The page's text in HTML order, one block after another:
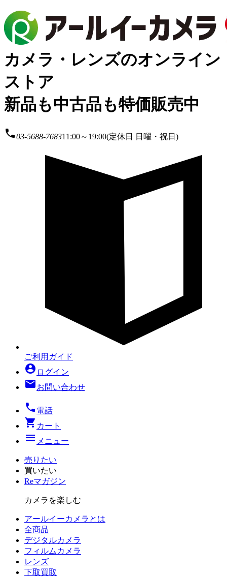
カメラ・レンズのオンライン
ストア
新品も中古品も特価販売中
local_phone03-5688-768311:00～19:00(定休日 日曜・祝日)
ご利用ガイド
account_circle ログイン
mailお問い合わせ
local_phone 電話
shopping_cart カート
menu メニュー
売りたい
買いたい
Reマガジン
カメラを楽しむ
アールイーカメラとは
全商品
デジタルカメラ
フィルム カメラ
レンズ
下取買取